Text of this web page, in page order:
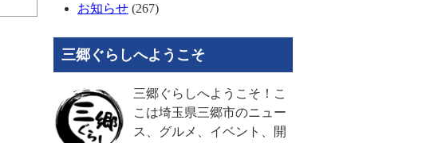
お知らせ (267)
三郷ぐらしへようこそ
三郷ぐらしへようこそ！こ
こは埼玉県三郷市のニュー
ス、グルメ、イベント、開